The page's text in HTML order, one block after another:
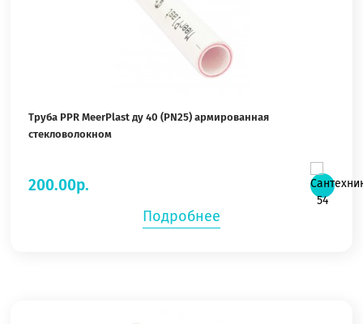
Труба PPR MeerPlast ду 40 (PN25) армированная
стекловолокном
200.00р.
Подробнее